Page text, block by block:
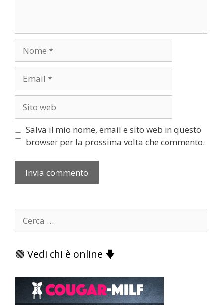
web
Salva il mio nome, email e sito web in questo
browser per la prossima volta che commento.
per:
🟢 Vedi chi è online 🡇